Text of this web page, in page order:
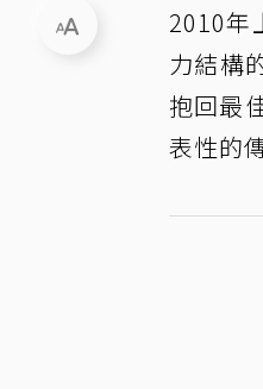
2010年
力結構
抱回最
表性的